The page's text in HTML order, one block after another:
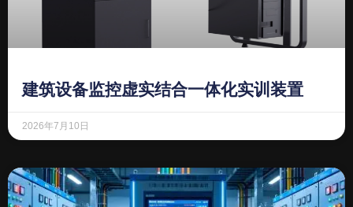
建筑设备监控虚实结合一体化实训装置
2026年7月10日